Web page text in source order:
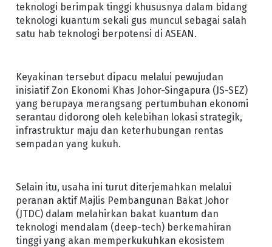
teknologi berimpak tinggi khususnya dalam bidang
teknologi kuantum sekali gus muncul sebagai salah
satu hab teknologi berpotensi di ASEAN.
Keyakinan tersebut dipacu melalui pewujudan
inisiatif Zon Ekonomi Khas Johor-Singapura (JS-SEZ)
yang berupaya merangsang pertumbuhan ekonomi
serantau didorong oleh kelebihan lokasi strategik,
infrastruktur maju dan keterhubungan rentas
sempadan yang kukuh.
Selain itu, usaha ini turut diterjemahkan melalui
peranan aktif Majlis Pembangunan Bakat Johor
(JTDC) dalam melahirkan bakat kuantum dan
teknologi mendalam (deep-tech) berkemahiran
tinggi yang akan memperkukuhkan ekosistem